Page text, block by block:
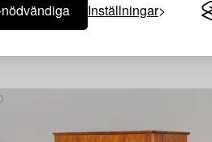
Inställningar
Alberius